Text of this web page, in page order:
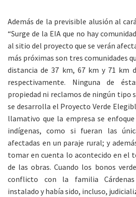
Además de la previsible alusión al
“Surge de la EIA que no hay
al sitio del proyecto que se verán
más próximas son tres comunidades
distancia de 37 km, 67 km y 71 km
respectivamente. Ninguna de
propiedad ni reclamos de ningún tipo
se desarrolla el Proyecto Verde
llamativo que la empresa se
indígenas, como si fueran las
afectadas en un paraje rural; y
tomar en cuenta lo acontecido en el
de las obras. Cuando los bonos
conflicto con la familia
instalado y había sido, incluso,